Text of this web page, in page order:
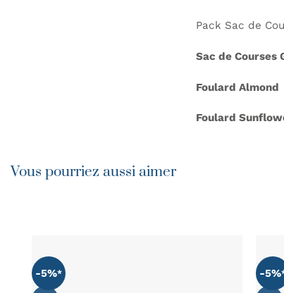
Pack Sac de
Sac de Courses
Foulard Almond
Foulard
Vous pourriez aussi aimer
-5% -5%